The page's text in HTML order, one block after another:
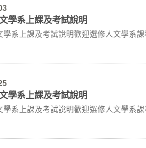
學系上課及考試說明
學系上課及考試說明歡迎選修人文學系
學系上課及考試說明
學系上課及考試說明歡迎選修人文學系